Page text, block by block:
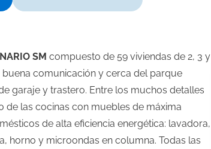
SM compuesto de 59 viviendas de 2, 3 y
comunicación y cerca del parque
garaje y trastero. Entre los muchos detalles
de las cocinas con muebles de máxima
de alta eficiencia energética: lavadora,
horno y microondas en columna. Todas las